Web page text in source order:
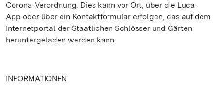
Corona-Verordnung. Dies kann vor Ort, über die Luca-
App oder über ein Kontaktformular erfolgen, das auf dem
Internetportal der Staatlichen Schlösser und Gärten
heruntergeladen werden kann.
INFORMATIONEN